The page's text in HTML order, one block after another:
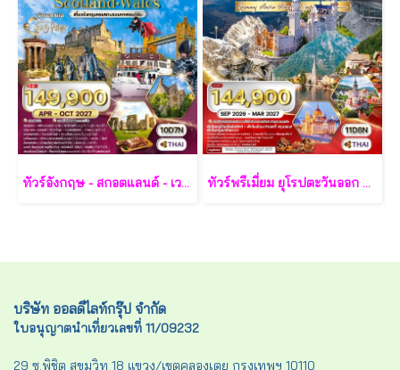
ทัวร์อังกฤษ - สกอตแลนด์ - เวลส์ 10 วัน - TG ทัวร์พรีเมี่ยม ยุโรปตะวันออก พักหมู่บ้านฮัลล์สตัทท์ 11วัน 8คืน - TG
บริษัท ออลดีไลท์กรุ๊ป จำกัด
ใบอนุญาตนำเที่ยวเลขที่ 11/09232
29 ซ.พิชิต สุขุมวิท 18 แขวง/เขตคลองเตย กรุงเทพฯ 10110